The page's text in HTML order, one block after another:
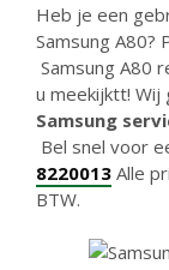
Heb je een
Samsung A80?
Samsung A80
u meekijktt! Wij
Samsung
Bel snel voor
8220013 Alle
BTW.